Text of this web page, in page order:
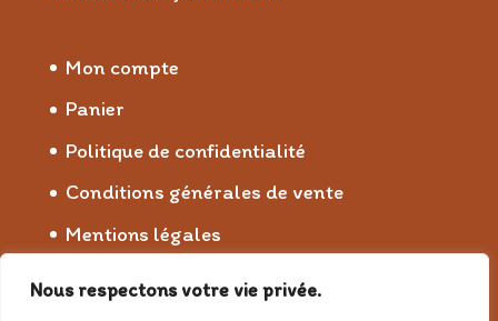
Nous respectons votre vie privée.
Mon compte
Panier
Politique de confidentialité
Conditions générales de vente
Mentions légales